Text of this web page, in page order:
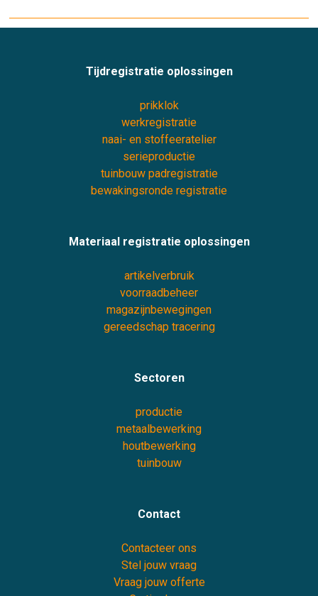
Tijdregistratie oplossingen
prikklok
werkregistratie
naai- en stoffeeratelier
serieproductie
tuinbouw padregistratie
bewakingsronde registratie
Materiaal registratie oplossingen
artikelverbruik
voorraadbeheer
magazijnbewegingen
gereedschap tracering
Sectoren
productie
metaalbewerking
houtbewerking
tuinbouw
Contact
Contacteer ons
Stel jouw vraag
Vraag jouw offerte